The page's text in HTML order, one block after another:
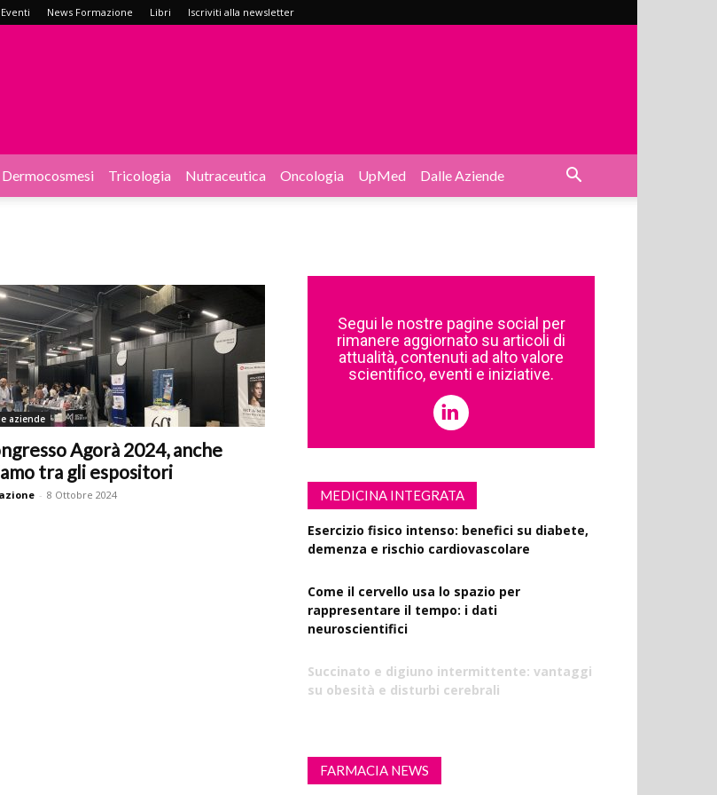
Eventi News Formazione Libri Iscriviti alla newsletter
Dermocosmesi Tricologia Nutraceutica Oncologia UpMed Dalle Aziende
aziende
Agorà 2024, anche
tra gli espositori
- 8 Ottobre 2024
Segui le nostre pagine social per
rimanere aggiornato su articoli di
attualità, contenuti ad alto valore
scientifico, eventi e iniziative.
MEDICINA INTEGRATA
Esercizio fisico intenso: benefici su diabete,
demenza e rischio cardiovascolare
Come il cervello usa lo spazio per
rappresentare il tempo: i dati
neuroscientifici
Succinato e digiuno intermittente: vantaggi
su obesità e disturbi cerebrali
FARMACIA NEWS